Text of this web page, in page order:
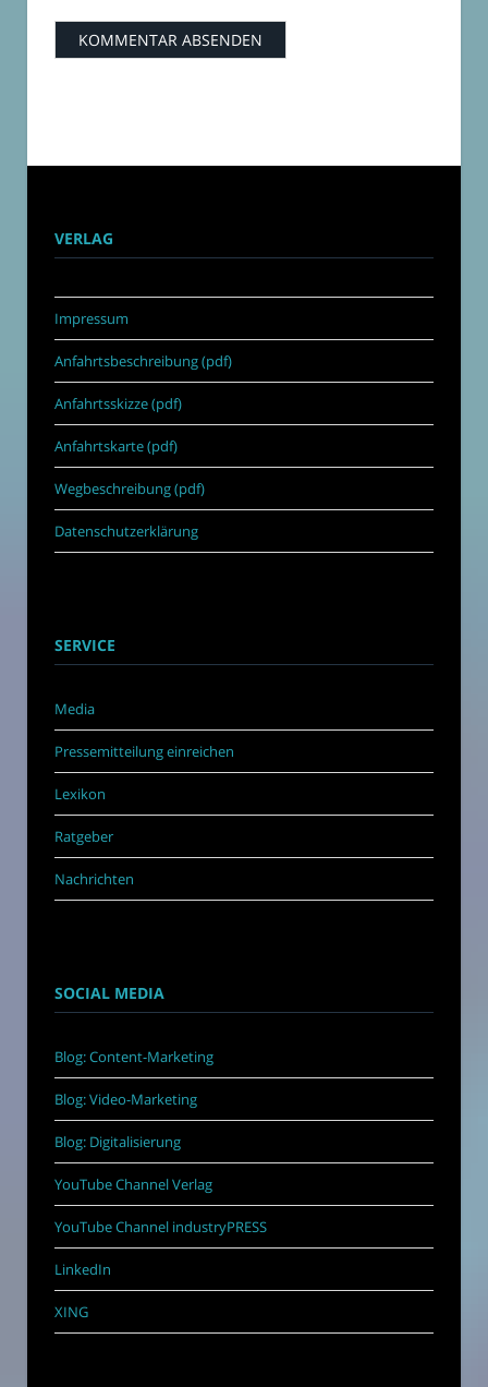
VERLAG
Impressum
Anfahrtsbeschreibung (pdf)
Anfahrtsskizze (pdf)
Anfahrtskarte (pdf)
Wegbeschreibung (pdf)
Datenschutzerklärung
SERVICE
Media
Pressemitteilung einreichen
Lexikon
Ratgeber
Nachrichten
SOCIAL MEDIA
Blog: Content-Marketing
Blog: Video-Marketing
Blog: Digitalisierung
YouTube Channel Verlag
YouTube Channel industryPRESS
LinkedIn
XING